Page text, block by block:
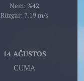
Nem: %42
Rüzgar: 7.19 m/s
14 AĞUSTOS
CUMA